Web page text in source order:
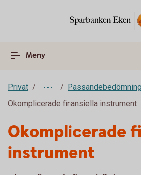
Meny
Privat
Passandebedömning
Okomplicerade finansiella instrument
Okomplicerade
instrument